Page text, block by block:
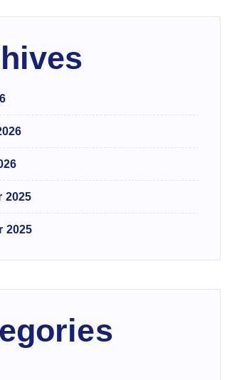
2025
2025